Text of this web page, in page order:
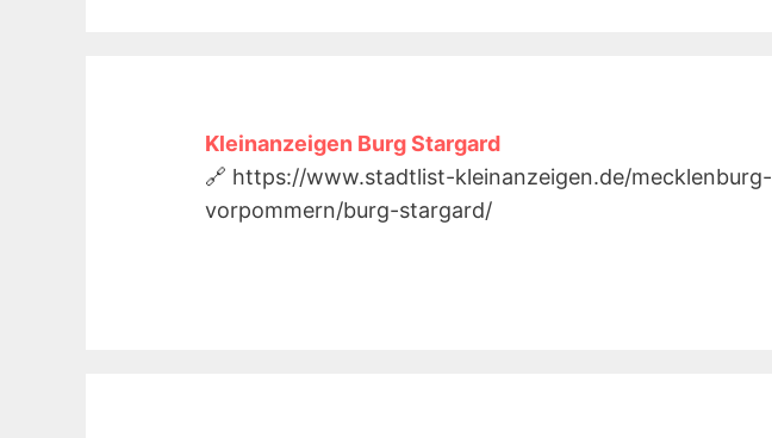
Kleinanzeigen Burg Stargard
🔗 https://www.stadtlist-kleinanzeigen.de/mecklenburg-
vorpommern/burg-stargard/